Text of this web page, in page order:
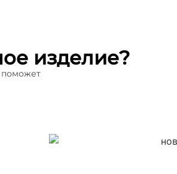
изделие?
поможет